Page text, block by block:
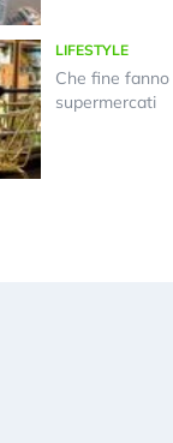
LIFESTYLE
Che fine
supermercati